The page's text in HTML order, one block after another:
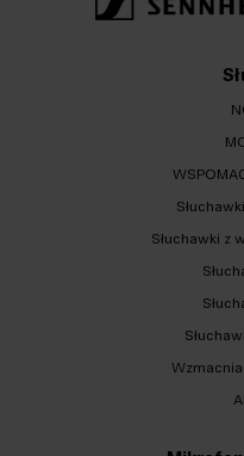
Słuchawki z